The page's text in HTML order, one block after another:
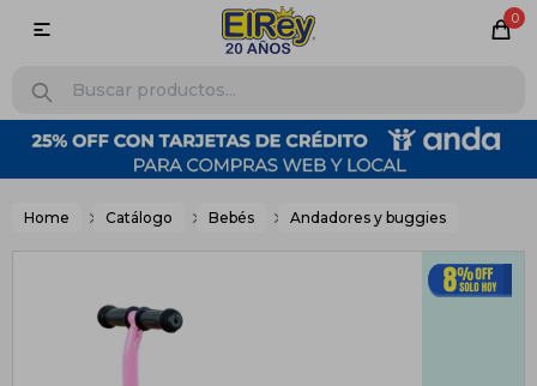
0

Home Catálogo Bebés Andadores y buggies